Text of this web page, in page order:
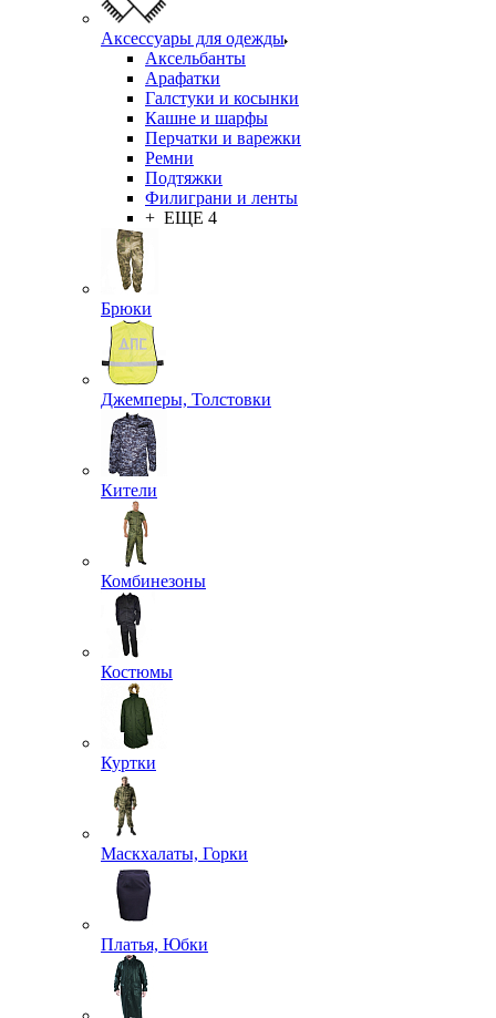
Аксессуары для одежды
Аксельбанты
Арафатки
Галстуки и косынки
Кашне и шарфы
Перчатки и варежки
Ремни
Подтяжки
Филиграни и ленты
+ ЕЩЕ 4
Брюки
Джемперы, Толстовки
Кители
Комбинезоны
Костюмы
Куртки
Маскхалаты, Горки
Платья, Юбки